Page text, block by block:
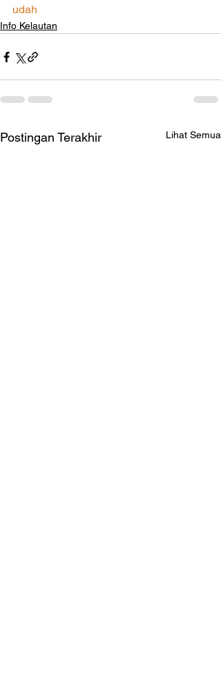
udah
Info Kelautan
Postingan Terakhir Lihat Semua